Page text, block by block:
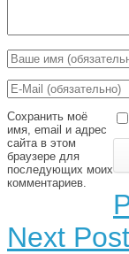
Сохранить моё
имя, email и адрес
сайта в этом
браузере для
последующих моих
комментариев.
Next Post